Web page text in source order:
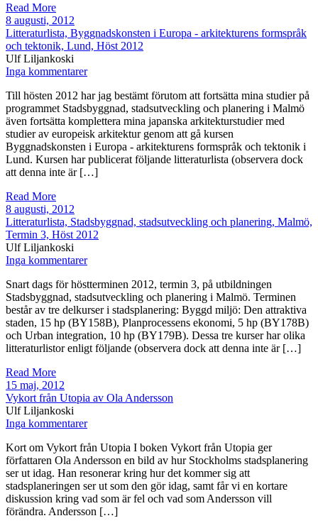
Read More
8 augusti, 2012
Litteraturlista, Byggnadskonsten i Europa - arkitekturens formspråk
och tektonik, Lund, Höst 2012
Ulf Liljankoski
Inga kommentarer
Till hösten 2012 har jag bestämt förutom att fortsätta mina studier på
programmet Stadsbyggnad, stadsutveckling och planering i Malmö
även fortsätta komplettera mina japanska arkitekturstudier med
studier av europeisk arkitektur genom att gå kursen
Byggnadskonsten i Europa - arkitekturens formspråk och tektonik i
Lund. Kursen har publicerat följande litteraturlista (observera dock
att denna inte är […]
Read More
8 augusti, 2012
Litteraturlista, Stadsbyggnad, stadsutveckling och planering, Malmö,
Termin 3, Höst 2012
Ulf Liljankoski
Inga kommentarer
Snart dags för höstterminen 2012, termin 3, på utbildningen
Stadsbyggnad, stadsutveckling och planering i Malmö. Terminen
består av tre delkurser i stadsplanering: Byggd miljö: Den attraktiva
staden, 15 hp (BY158B), Planprocessens ekonomi, 5 hp (BY178B)
och Urban integration, 10 hp (BY179B). Dessa tre kurser har olika
litteraturlistor enligt följande (observera dock att denna inte är […]
Read More
15 maj, 2012
Vykort från Utopia av Ola Andersson
Ulf Liljankoski
Inga kommentarer
Kort om Vykort från Utopia I boken Vykort från Utopia ger
författaren Ola Andersson en bild av hur Stockholms stadsplanering
ser ut idag. Han resonerar kring hur det kommer sig att
stadsplaneringen ser ut som den gör idag, samt får vi en kortare
diskussion kring vad som är fel och vad som Andersson vill
förändra. Andersson […]